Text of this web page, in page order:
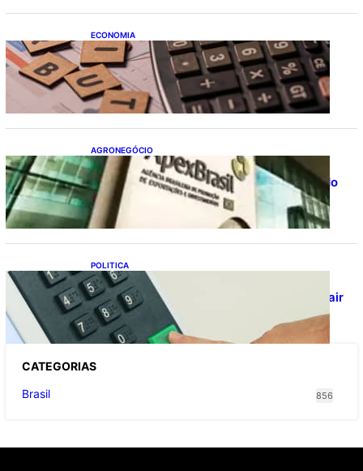
ECONOMIA
Após pedido de entidades empresariais,
Receita flexibiliza regras da Reforma
Tributária
AGRONEGÓCIO
Outlook Agro Brasil: planejamento e
inovação pautam debates sobre futuro do
agronegócio
POLITICA
Viracasacas? Em 2022, 259 municípios
votaram mais em Lula no 1º turno e em Jair
no 2º
CATEGORIAS
Brasil
856